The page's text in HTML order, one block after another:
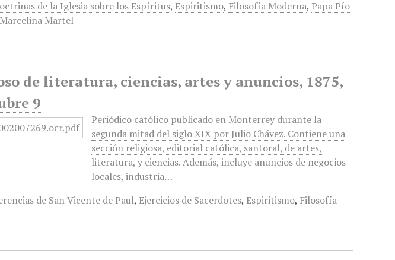
de la Iglesia sobre los Espíritus, Espiritismo, Filosofía Moderna, Papa Pío
Martel
de literatura, ciencias, artes y anuncios, 1875,
9
Periódico católico publicado en Monterrey durante la
segunda mitad del siglo XIX por Julio Chávez. Contiene una
sección religiosa, editorial católica, santoral, de artes,
literatura, y ciencias. Además, incluye anuncios de negocios
locales, industria…
de San Vicente de Paul, Ejercicios de Sacerdotes, Espiritismo, Filosofía